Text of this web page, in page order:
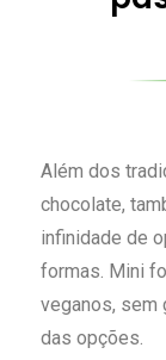
Além dos
chocolate,
infinidade de
formas. Mini
veganos, sem
das opções.